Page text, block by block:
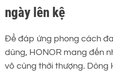
ngày lên kệ
Để đáp ứng phong cách
dùng, HONOR mang đến
vô cùng thời thượng. Dòng